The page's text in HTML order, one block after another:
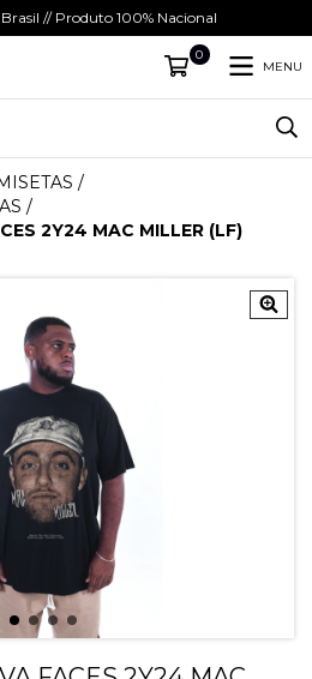
// Produto 100% Nacional
0
MENU
/
/
2Y24 MAC MILLER (LF)